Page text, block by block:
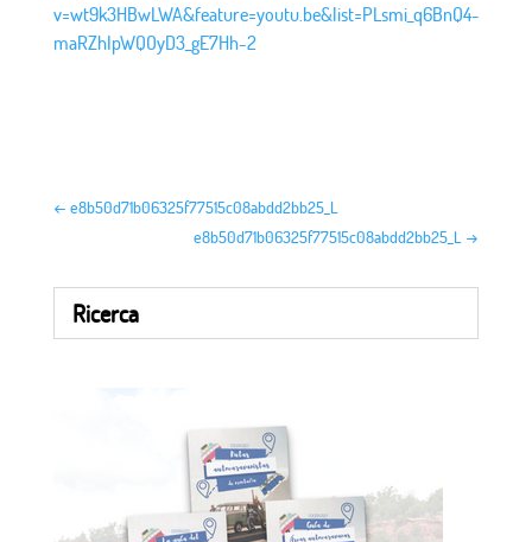
v=wt9k3HBwLWA&feature=youtu.be&list=PLsmi_q6BnQ4-
maRZhIpWQOyD3_gE7Hh-2
← e8b50d71b06325f77515c08abdd2bb25_L
e8b50d71b06325f77515c08abdd2bb25_L →